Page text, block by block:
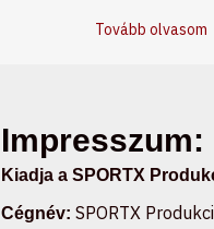
Tovább olvasom
Impresszum:
Kiadja a SPORTX
Cégnév: SPORTX